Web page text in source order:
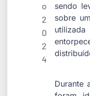
o
2
0
2
4
sendo
sobre
Durante